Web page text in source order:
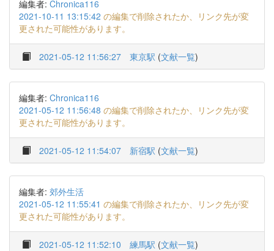
編集者: Chronica116
2021-10-11 13:15:42 の編集で削除されたか、リンク先が変
更された可能性があります。
2021-05-12 11:56:27 東京駅 (文献一覧)
編集者: Chronica116
2021-05-12 11:56:48 の編集で削除されたか、リンク先が変
更された可能性があります。
2021-05-12 11:54:07 新宿駅 (文献一覧)
編集者: 郊外生活
2021-05-12 11:55:41 の編集で削除されたか、リンク先が変
更された可能性があります。
2021-05-12 11:52:10 練馬駅 (文献一覧)